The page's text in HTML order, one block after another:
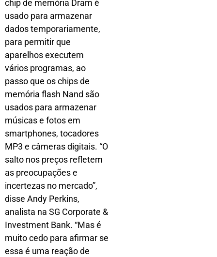
chip de memória Dram é
usado para armazenar
dados temporariamente,
para permitir que
aparelhos executem
vários programas, ao
passo que os chips de
memória flash Nand são
usados para armazenar
músicas e fotos em
smartphones, tocadores
MP3 e câmeras digitais. “O
salto nos preços refletem
as preocupações e
incertezas no mercado”,
disse Andy Perkins,
analista na SG Corporate &
Investment Bank. “Mas é
muito cedo para afirmar se
essa é uma reação de